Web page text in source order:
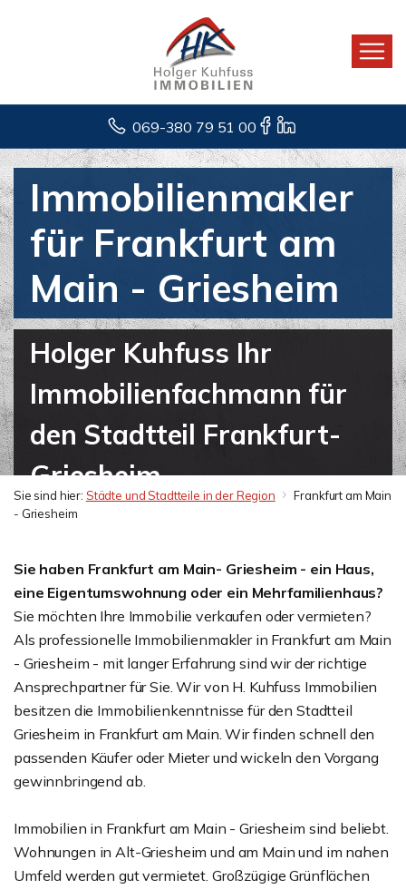
069-380 79 51 00
Immobilienmakler
für Frankfurt am
Main - Griesheim
Holger Kuhfuss Ihr
Immobilienfachmann für
den Stadtteil Frankfurt-
Griesheim
Sie sind hier: Städte und Stadtteile in der Region
Frankfurt am Main
- Griesheim
Sie haben Frankfurt am Main- Griesheim - ein Haus,
eine Eigentumswohnung oder ein Mehrfamilienhaus?
Sie möchten Ihre Immobilie verkaufen oder vermieten?
Als professionelle Immobilienmakler in Frankfurt am Main
- Griesheim - mit langer Erfahrung sind wir der richtige
Ansprechpartner für Sie. Wir von H. Kuhfuss Immobilien
besitzen die Immobilienkenntnisse für den Stadtteil
Griesheim in Frankfurt am Main. Wir finden schnell den
passenden Käufer oder Mieter und wickeln den Vorgang
gewinnbringend ab.
Immobilien in Frankfurt am Main - Griesheim sind beliebt.
Wohnungen in Alt-Griesheim und am Main und im nahen
Umfeld werden gut vermietet. Großzügige Grünflächen